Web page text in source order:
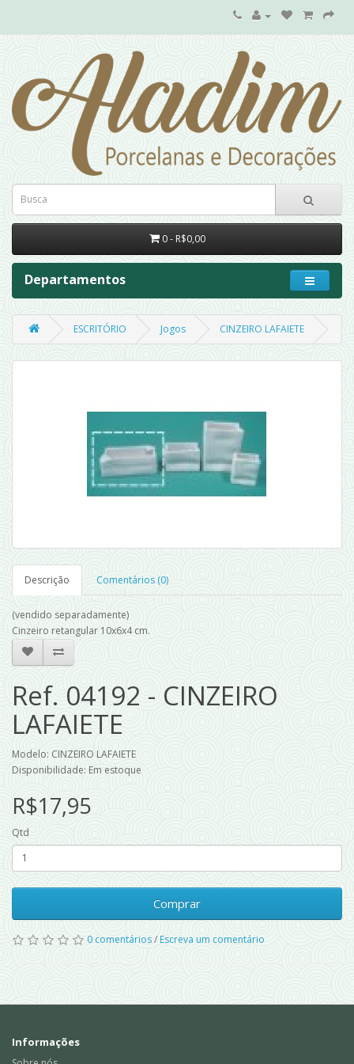
0 - R$0,00
Departamentos
ESCRITÓRIO Jogos CINZEIRO LAFAIETE
Descrição Comentários (0)
(vendido separadamente)
Cinzeiro retangular 10x6x4 cm.
Ref. 04192 - CINZEIRO
LAFAIETE
Modelo: CINZEIRO LAFAIETE
Disponibilidade: Em estoque
R$17,95
Qtd
Comprar
0 comentários/Escreva um comentário
Informações